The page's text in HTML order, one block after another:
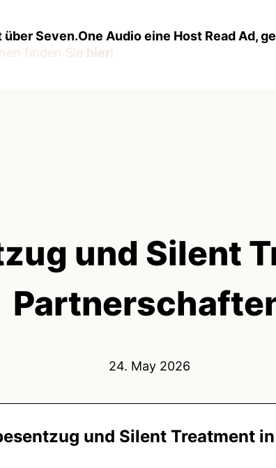
Seven.One Audio eine Host Read Ad,
finden Sie hier!
und Silent
24. May 2026